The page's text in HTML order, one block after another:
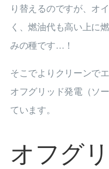
り替えるのですが、オ
く、燃油代も高い上に
みの種です…！
そこでよりクリーンで
オフグリッド発電（ソ
ています。
オフグ